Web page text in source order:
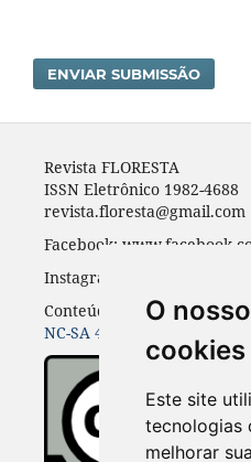
O
cookies
Este site
tecnologias
melhorar
ENVIAR SUBMISSÃO
Revista FLORESTA
ISSN Eletrônico 1982-4688
revista.floresta@gmail.com
Facebook:
Instagran: revista_floresta
Conteúdos do periódico
NC-SA 4.0